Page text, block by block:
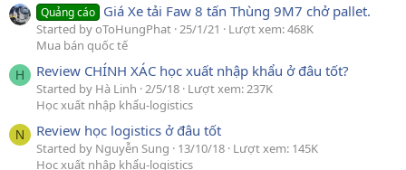
Quảng cáo Giá Xe tải Faw 8 tấn Thùng 9M7 chở pallet.
Started by oToHungPhat 25/1/21
Lượt xem: 468K
Mua bán quốc tế
H Review CHÍNH XÁC học xuất nhập khẩu ở đâu tốt?
Started by Hà Linh 2/5/18 Lượt xem: 237K
Học xuất nhập khẩu-logistics
N Review học logistics ở đâu tốt
Started by Nguyễn Sung 13/10/18 Lượt xem: 145K
Học xuất nhập khẩu-logistics